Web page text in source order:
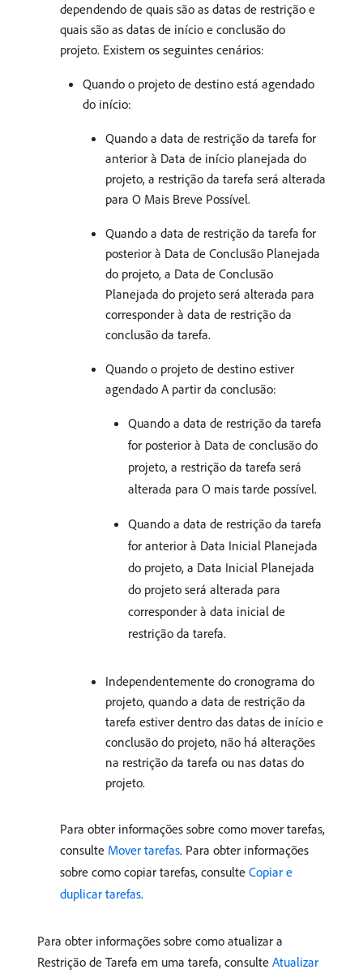
dependendo de quais são as datas de restrição e
quais são as datas de início e conclusão do
projeto. Existem os seguintes cenários:
Quando o projeto de destino está agendado
do início:
Quando a data de restrição da tarefa for
anterior à Data de início planejada do
projeto, a restrição da tarefa será alterada
para O Mais Breve Possível.
Quando a data de restrição da tarefa for
posterior à Data de Conclusão Planejada
do projeto, a Data de Conclusão
Planejada do projeto será alterada para
corresponder à data de restrição da
conclusão da tarefa.
Quando o projeto de destino estiver
agendado A partir da conclusão:
Quando a data de restrição da tarefa
for posterior à Data de conclusão do
projeto, a restrição da tarefa será
alterada para O mais tarde possível.
Quando a data de restrição da tarefa
for anterior à Data Inicial Planejada
do projeto, a Data Inicial Planejada
do projeto será alterada para
corresponder à data inicial de
restrição da tarefa.
Independentemente do cronograma do
projeto, quando a data de restrição da
tarefa estiver dentro das datas de início e
conclusão do projeto, não há alterações
na restrição da tarefa ou nas datas do
projeto.
Para obter informações sobre como mover tarefas,
consulte Mover tarefas. Para obter informações
sobre como copiar tarefas, consulte Copiar e
duplicar tarefas.
Para obter informações sobre como atualizar a
Restrição de Tarefa em uma tarefa, consulte Atualizar